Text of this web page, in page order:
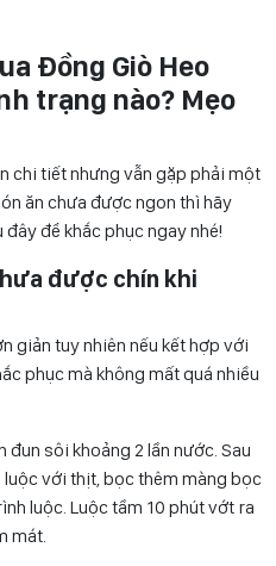
Đồng Giò Heo
trạng nào? Mẹo
chi tiết nhưng vẫn gặp phải một
ăn chưa được ngon thì hãy
để khắc phục ngay nhé!
được chín khi
giản tuy nhiên nếu kết hợp với
phục mà không mất quá nhiều
đun sôi khoảng 2 lần nước. Sau
với thịt, bọc thêm màng bọc
luộc. Luộc tầm 10 phút vớt ra
mát.